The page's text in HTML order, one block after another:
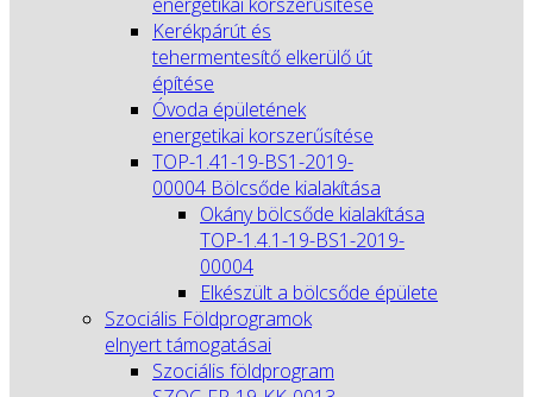
Kerékpárút és
tehermentesítő elkerülő út
építése
Óvoda épületének
energetikai korszerűsítése
TOP-1.41-19-BS1-2019-
00004 Bölcsőde kialakítása
Okány bölcsőde kialakítása
TOP-1.4.1-19-BS1-2019-
00004
Elkészült a bölcsőde épülete
Szociális Földprogramok
elnyert támogatásai
Szociális földprogram